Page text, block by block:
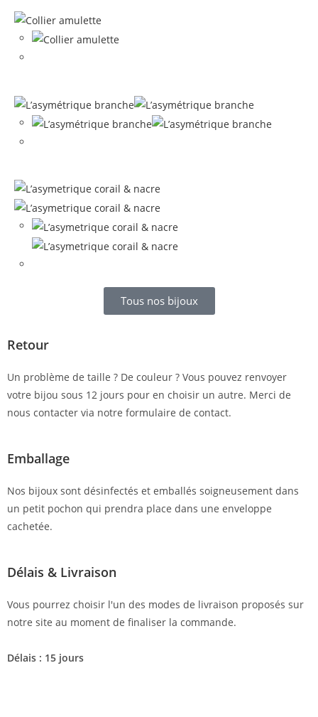
Tous nos bijoux
Retour
Un problème de taille ? De couleur ? Vous pouvez renvoyer
votre bijou sous 12 jours pour en choisir un autre. Merci de
nous contacter via notre formulaire de contact.
Emballage
Nos bijoux sont désinfectés et emballés soigneusement dans
un petit pochon qui prendra place dans une enveloppe
cachetée.
Délais & Livraison
Vous pourrez choisir l'un des modes de livraison proposés sur
notre site au moment de finaliser la commande.
Délais : 15 jours